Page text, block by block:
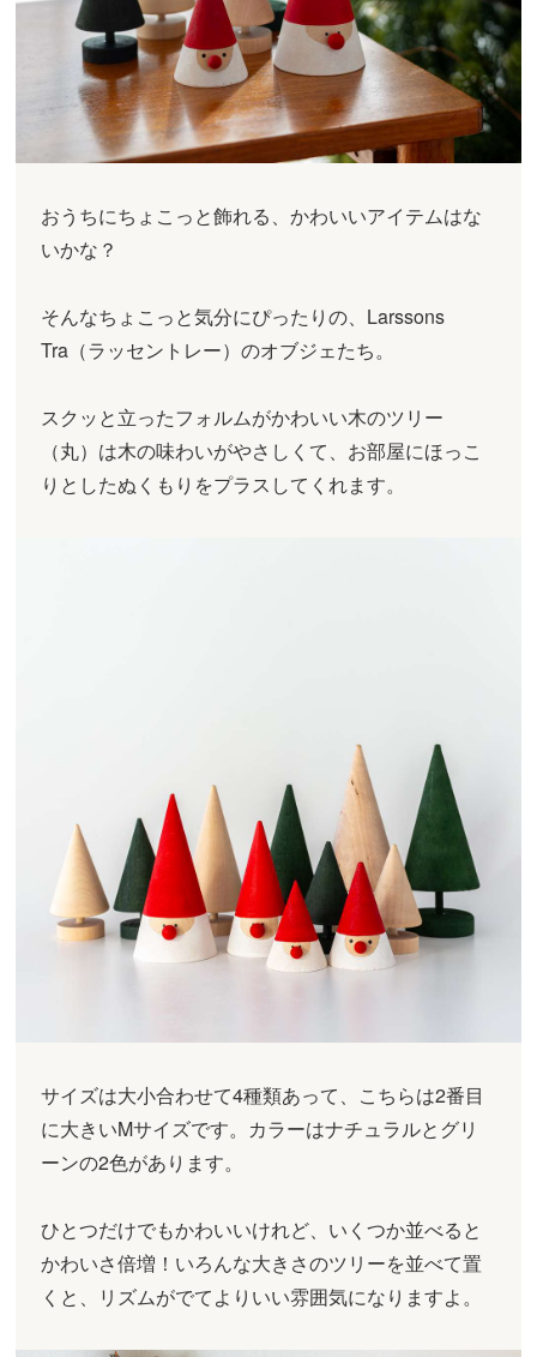
おうちにちょこっと飾れる、かわいいアイテムはな
いかな？
そんなちょこっと気分にぴったりの、Larssons
Tra（ラッセントレー）のオブジェたち。
スクッと立ったフォルムがかわいい木のツリー
（丸）は木の味わいがやさしくて、お部屋にほっこ
りとしたぬくもりをプラスしてくれます。
サイズは大小合わせて4種類あって、こちらは2番目
に大きいMサイズです。カラーはナチュラルとグリ
ーンの2色があります。
ひとつだけでもかわいいけれど、いくつか並べると
かわいさ倍増！いろんな大きさのツリーを並べて置
くと、リズムがでてよりいい雰囲気になりますよ。